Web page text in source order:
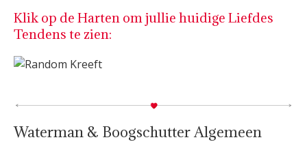
Klik op de Harten om jullie huidige Liefdes
Tendens te zien:
Waterman & Boogschutter Algemeen